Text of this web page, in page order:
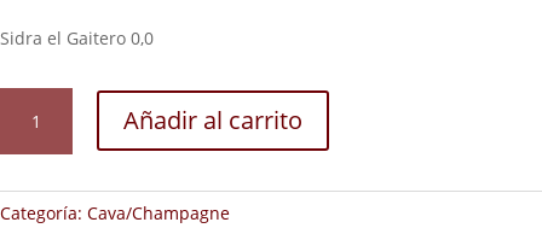
Sidra el Gaitero 0,0
Gaitero
cantidad
Añadir al carrito
Categoría: Cava/Champagne